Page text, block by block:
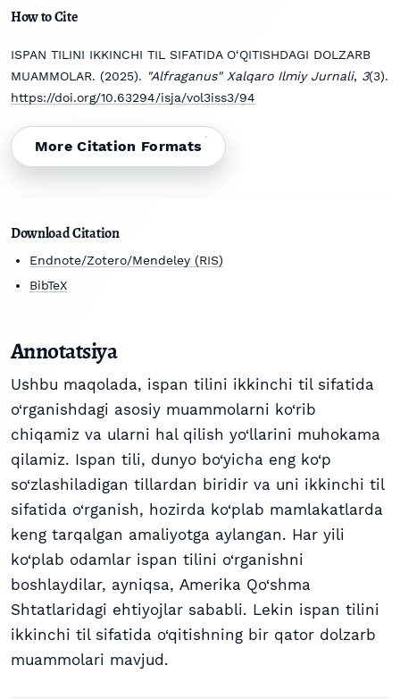
How to Cite
ISPAN TILINI IKKINCHI TIL SIFATIDA O‘QITISHDAGI DOLZARB
MUAMMOLAR. (2025). "Alfraganus" Xalqaro Ilmiy Jurnali, 3(3).
https://doi.org/10.63294/isja/vol3iss3/94
More Citation Formats
Download Citation
Endnote/Zotero/Mendeley (RIS)
BibTeX
Annotatsiya
Ushbu maqolada, ispan tilini ikkinchi til sifatida
o‘rganishdagi asosiy muammolarni ko‘rib
chiqamiz va ularni hal qilish yo‘llarini muhokama
qilamiz. Ispan tili, dunyo bo‘yicha eng ko‘p
so‘zlashiladigan tillardan biridir va uni ikkinchi til
sifatida o‘rganish, hozirda ko‘plab mamlakatlarda
keng tarqalgan amaliyotga aylangan. Har yili
ko‘plab odamlar ispan tilini o‘rganishni
boshlaydilar, ayniqsa, Аmerika Qo‘shma
Shtatlaridagi ehtiyojlar sababli. Lekin ispan tilini
ikkinchi til sifatida o‘qitishning bir qator dolzarb
muammolari mavjud.